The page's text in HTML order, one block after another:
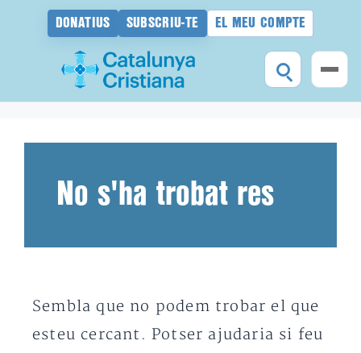
DONATIUS SUBSCRIU-TE EL MEU COMPTE
No s'ha trobat res
Sembla que no podem trobar el que
esteu cercant. Potser ajudaria si feu